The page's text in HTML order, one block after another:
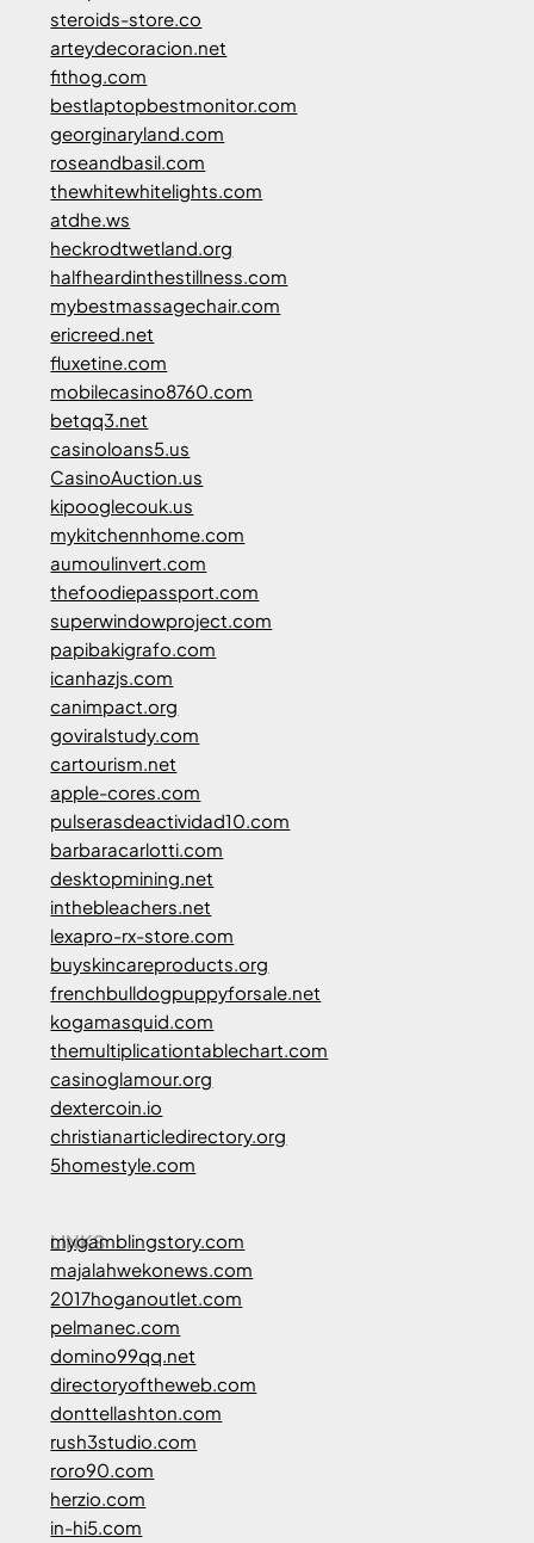
steroids-store.co
arteydecoracion.net
fithog.com
bestlaptopbestmonitor.com
georginaryland.com
roseandbasil.com
thewhitewhitelights.com
atdhe.ws
heckrodtwetland.org
halfheardinthestillness.com
mybestmassagechair.com
ericreed.net
fluxetine.com
mobilecasino8760.com
betqq3.net
casinoloans5.us
CasinoAuction.us
kipooglecouk.us
mykitchennhome.com
aumoulinvert.com
thefoodiepassport.com
superwindowproject.com
papibakigrafo.com
icanhazjs.com
canimpact.org
goviralstudy.com
cartourism.net
apple-cores.com
pulserasdeactividad10.com
barbaracarlotti.com
desktopmining.net
inthebleachers.net
lexapro-rx-store.com
buyskincareproducts.org
frenchbulldogpuppyforsale.net
kogamasquid.com
themultiplicationtablechart.com
casinoglamour.org
dextercoin.io
christianarticledirectory.org
5homestyle.com
LINKS
mygamblingstory.com
majalahwekonews.com
2017hoganoutlet.com
pelmanec.com
domino99qq.net
directoryoftheweb.com
donttellashton.com
rush3studio.com
roro90.com
herzio.com
in-hi5.com